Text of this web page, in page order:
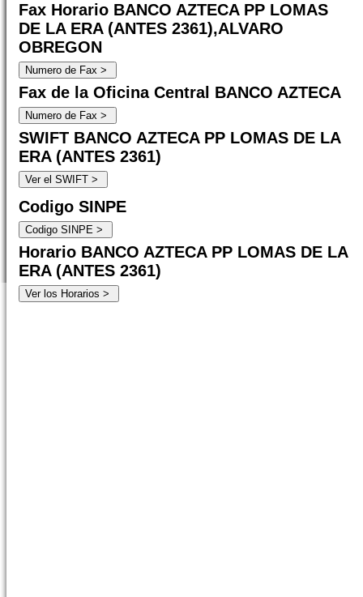
Fax Horario BANCO AZTECA PP LOMAS
DE LA ERA (ANTES 2361),ALVARO
OBREGON
Fax de la Oficina Central BANCO AZTECA
SWIFT BANCO AZTECA PP LOMAS DE LA
ERA (ANTES 2361)
Codigo SINPE
Horario BANCO AZTECA PP LOMAS DE LA
ERA (ANTES 2361)